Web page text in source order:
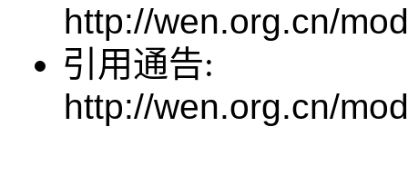
http://wen.org.cn/
引用通告:
http://wen.org.cn/